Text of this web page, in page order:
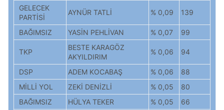
GELECEK
PARTİSİ
AYNÜR TATLİ % 0,09 139
BAĞIMSIZ YASİN PEHLİVAN % 0,07 99
TKP
BESTE KARAGÖZ
AKYILDIRIM
% 0,06 94
DSP ADEM KOCABAŞ % 0,06
88
MİLLİ YOL
ZEKİ DENİZLİ % 0,05
80
BAĞIMSIZ
HÜLYA TEKER % 0,05
66